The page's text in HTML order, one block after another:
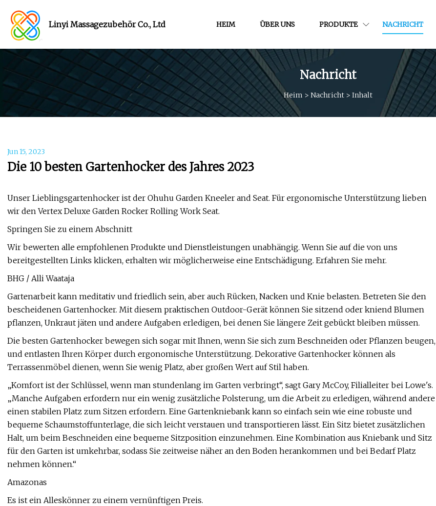
Linyi Massagezubehör Co., Ltd HEIM ÜBER UNS PRODUKTE NACHRICHT
Nachricht
Heim > Nachricht > Inhalt
Jun 15, 2023
Die 10 besten Gartenhocker des Jahres 2023
Unser Lieblingsgartenhocker ist der Ohuhu Garden Kneeler and Seat. Für ergonomische Unterstützung lieben
wir den Vertex Deluxe Garden Rocker Rolling Work Seat.
Springen Sie zu einem Abschnitt
Wir bewerten alle empfohlenen Produkte und Dienstleistungen unabhängig. Wenn Sie auf die von uns
bereitgestellten Links klicken, erhalten wir möglicherweise eine Entschädigung. Erfahren Sie mehr.
BHG / Alli Waataja
Gartenarbeit kann meditativ und friedlich sein, aber auch Rücken, Nacken und Knie belasten. Betreten Sie den
bescheidenen Gartenhocker. Mit diesem praktischen Outdoor-Gerät können Sie sitzend oder kniend Blumen
pflanzen, Unkraut jäten und andere Aufgaben erledigen, bei denen Sie längere Zeit gebückt bleiben müssen.
Die besten Gartenhocker bewegen sich sogar mit Ihnen, wenn Sie sich zum Beschneiden oder Pflanzen beugen,
und entlasten Ihren Körper durch ergonomische Unterstützung. Dekorative Gartenhocker können als
Terrassenmöbel dienen, wenn Sie wenig Platz, aber großen Wert auf Stil haben.
„Komfort ist der Schlüssel, wenn man stundenlang im Garten verbringt“, sagt Gary McCoy, Filialleiter bei Lowe's.
„Manche Aufgaben erfordern nur ein wenig zusätzliche Polsterung, um die Arbeit zu erledigen, während andere
einen stabilen Platz zum Sitzen erfordern. Eine Gartenkniebank kann so einfach sein wie eine robuste und
bequeme Schaumstoffunterlage, die sich leicht verstauen und transportieren lässt. Ein Sitz bietet zusätzlichen
Halt, um beim Beschneiden eine bequeme Sitzposition einzunehmen. Eine Kombination aus Kniebank und Sitz
für den Garten ist umkehrbar, sodass Sie zeitweise näher an den Boden herankommen und bei Bedarf Platz
nehmen können.“
Amazonas
Es ist ein Alleskönner zu einem vernünftigen Preis.